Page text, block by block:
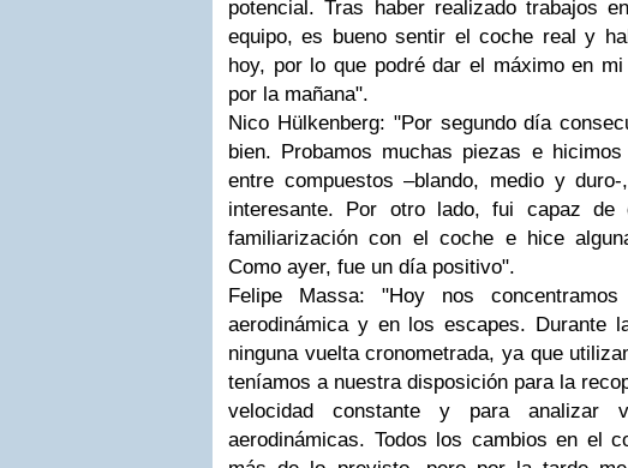
potencial. Tras haber realizado trabajos
equipo, es bueno sentir el coche real y
hoy, por lo que podré dar el máximo en
por la mañana".
Nico Hülkenberg: "Por segundo día
bien. Probamos muchas piezas e
entre compuestos –blando, medio y
interesante. Por otro lado, fui capaz de
familiarización con el coche e hice
Como ayer, fue un día positivo".
Felipe Massa: "Hoy nos
aerodinámica y en los escapes. Durante
ninguna vuelta cronometrada, ya que
teníamos a nuestra disposición para la
velocidad constante y para analizar
aerodinámicas. Todos los cambios en el